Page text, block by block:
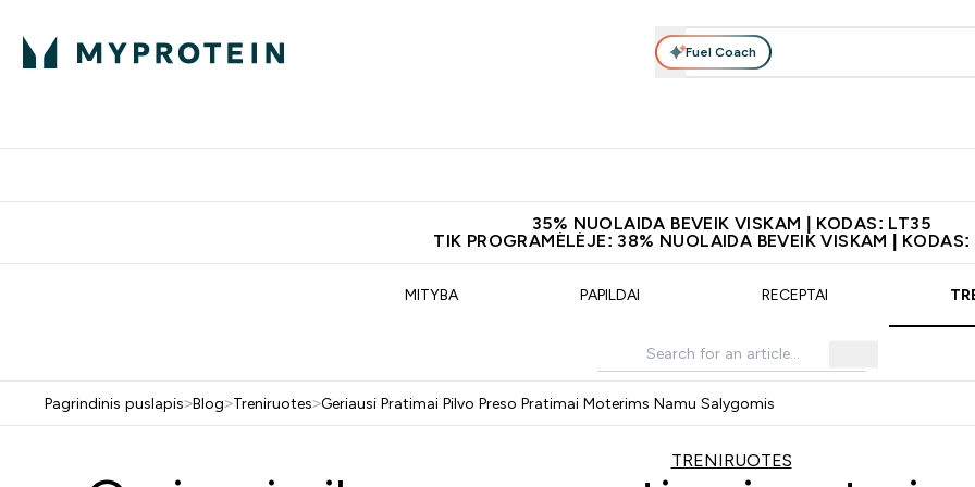
Fuel Coach
35% NUOLAIDA BEVEIK VISKAM | KODAS: LT35
TIK PROGRAMĖLĖJE: 38% NUOLAIDA BEVEIK VISKAM | KODAS:
MITYBA PAPILDAI RECEPTAI
Pagrindinis puslapis>Blog>Treniruotes>Geriausi Pratimai Pilvo Preso Pratimai Moterims Namu Salygomis
TRENIRUOTES